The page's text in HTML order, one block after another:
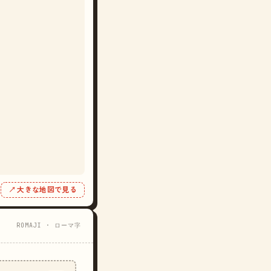
↗ 大きな地図で見る
ROMAJI · ローマ字